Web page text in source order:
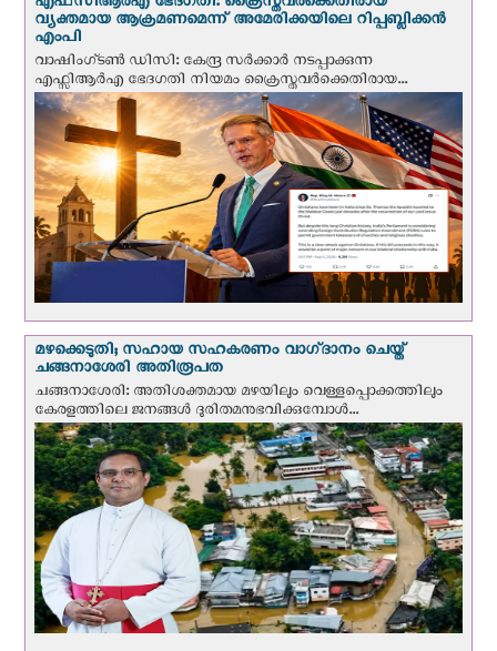
വ്യക്തമായ ആക്രമണമെന്ന് അമേരിക്കയിലെ റിപ്പബ്ലിക്കൻ
എംപി
വാഷിംഗ്ടണ്‍ ഡി‌സി: കേന്ദ്ര സർക്കാർ നടപ്പാക്കുന്ന
എഫ്സിആർഎ ഭേദഗതി നിയമം ക്രൈസ്തവർക്കെതിരായ...
മഴക്കെടുതി; സഹായ സഹകരണം വാഗ്‌ദാനം ചെയ്ത്
ചങ്ങനാശേരി അതിരൂപത
ചങ്ങനാശേരി: അതിശക്തമായ മഴയിലും വെള്ളപ്പൊക്കത്തിലും
കേരളത്തിലെ ജനങ്ങൾ ദുരിതമനുഭവിക്കുമ്പോൾ...